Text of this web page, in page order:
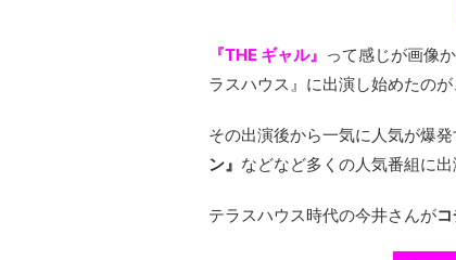
『THE ギャル』 って感じが画像
ラスハウス』に出演し始めたの
その出演後から一気に人気が爆発
ン』 などなど多くの人気番組に
テラスハウス時代の今井さんが